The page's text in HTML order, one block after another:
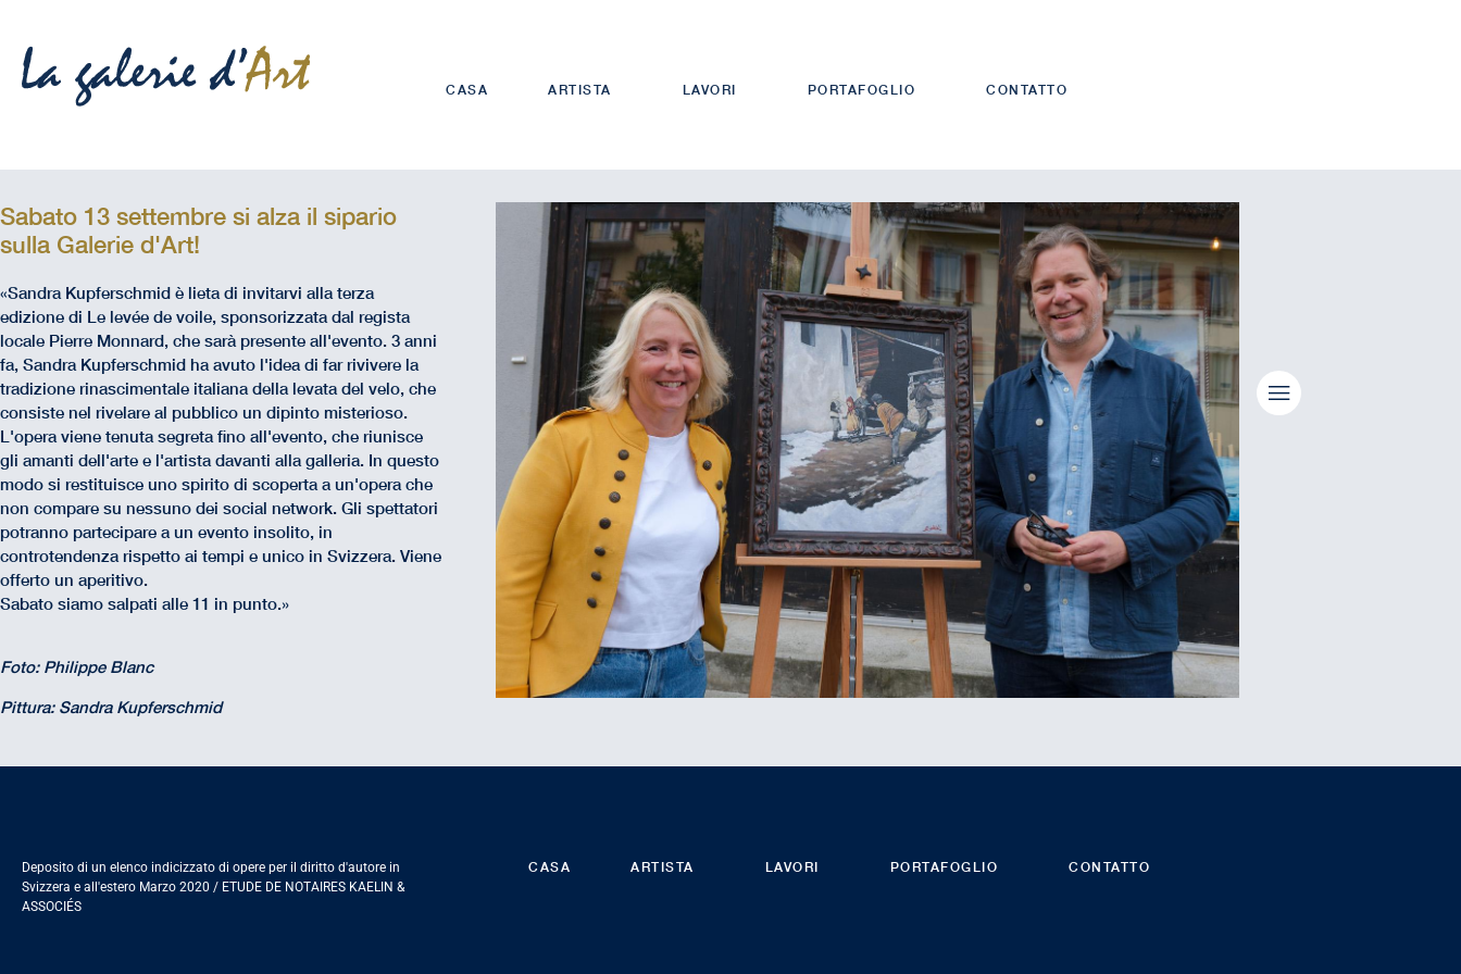
CASA ARTISTA LAVORI PORTAFOGLIO CONTATTO
Sabato 13 settembre si alza il sipario
sulla Galerie d'Art!
«Sandra Kupferschmid è lieta di invitarvi alla terza
edizione di Le levée de voile, sponsorizzata dal regista
locale Pierre Monnard, che sarà presente all'evento. 3 anni
fa, Sandra Kupferschmid ha avuto l'idea di far rivivere la
tradizione rinascimentale italiana della levata del velo, che
consiste nel rivelare al pubblico un dipinto misterioso.
L'opera viene tenuta segreta fino all'evento, che riunisce
gli amanti dell'arte e l'artista davanti alla galleria. In questo
modo si restituisce uno spirito di scoperta a un'opera che
non compare su nessuno dei social network. Gli spettatori
potranno partecipare a un evento insolito, in
controtendenza rispetto ai tempi e unico in Svizzera. Viene
offerto un aperitivo.
Sabato siamo salpati alle 11 in punto.»
Foto: Philippe Blanc
Pittura: Sandra Kupferschmid
Deposito di un elenco indicizzato di opere per il diritto d'autore in
Svizzera e all'estero Marzo 2020 / ETUDE DE NOTAIRES KAELIN &
ASSOCIÉS
CASA ARTISTA LAVORI PORTAFOGLIO CONTATTO